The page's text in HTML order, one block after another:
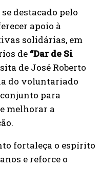
destacado pelo
apoio à
solidárias, em
de “Dar de Si
de José Roberto
do voluntariado
para
melhorar a
fortaleça o espírito
e reforce o